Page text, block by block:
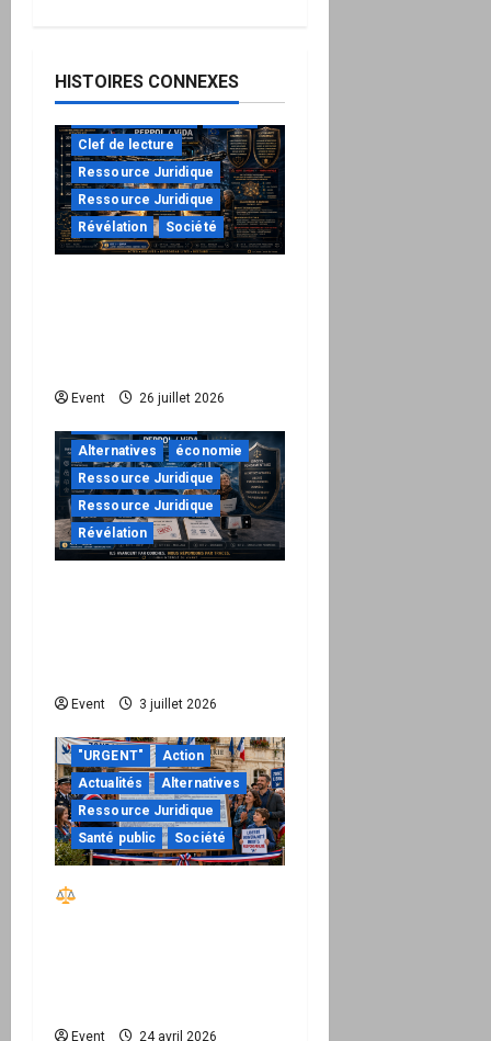
HISTOIRES CONNEXES
Clef de lecture
Ressource Juridique
Ressource Juridique
Révélation
Société
Event 26 juillet 2026
"URGENT"
Alternatives
économie
Ressource Juridique
Ressource Juridique
Révélation
Event 3 juillet 2026
"URGENT"
Action
Actualités
Alternatives
Ressource Juridique
Santé public
Société
Event 24 avril 2026